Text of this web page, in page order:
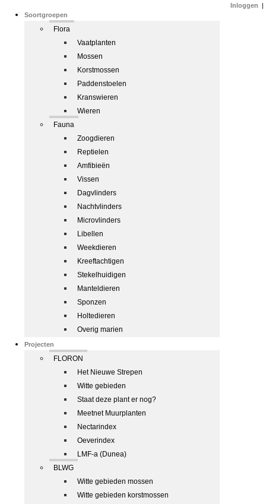
Soortgroepen
Flora
Vaatplanten
Mossen
Korstmossen
Paddenstoelen
Kranswieren
Wieren
Fauna
Zoogdieren
Reptielen
Amfibieën
Vissen
Dagvlinders
Nachtvlinders
Microvlinders
Libellen
Weekdieren
Kreeftachtigen
Stekelhuidigen
Manteldieren
Sponzen
Holtedieren
Overig marien
Projecten
FLORON
Het Nieuwe Strepen
Witte gebieden
Staat deze plant er nog?
Meetnet Muurplanten
Nectarindex
Oeverindex
LMF-a (Dunea)
BLWG
Witte gebieden mossen
Witte gebieden korstmossen
Inloggen |